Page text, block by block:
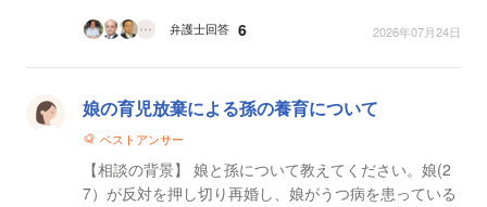
弁護士回答 6 2026年07月24日
娘の育児放棄による孫の養育について
ベストアンサー
【相談の背景】 娘と孫について教えてください。娘(2
7）が反対を押し切り再婚し、娘がうつ病を患っている